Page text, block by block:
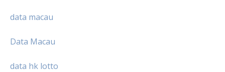
data macau
Data Macau
data hk lotto